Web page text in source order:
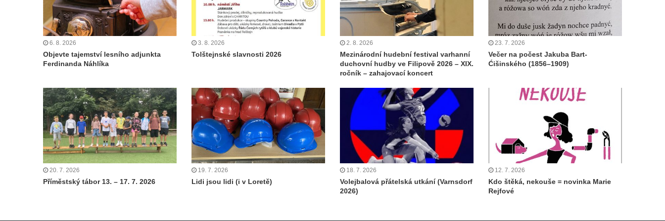
6. 8. 2026
Objevte tajemství lesního adjunkta
Ferdinanda Náhlíka
3. 8. 2026
Tolštejnské slavnosti 2026
2. 8. 2026
Mezinárodní hudební festival varhanní
duchovní hudby ve Filipově 2026 – XIX.
ročník – zahajovací koncert
23. 7. 2026
Večer na počest Jakuba Bart-
Ćišinského (1856–1909)
20. 7. 2026
Příměstský tábor 13. – 17. 7. 2026
19. 7. 2026
Lidi jsou lidi (i v Loretě)
18. 7. 2026
Volejbalová přátelská utkání (Varnsdorf
2026)
12. 7. 2026
Kdo štěká, nekouše = novinka Marie
Rejfové